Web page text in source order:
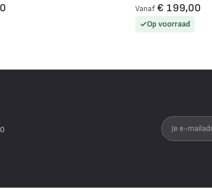
Vanaf € 199,00
Op voorraad
Je e-mailadres